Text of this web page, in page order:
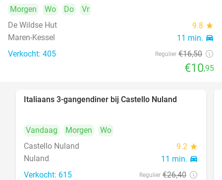
Morgen Wo Do
Vr
De Wildse Hut
9.8 star
Maren-Kessel 11 min. directions_car
Verkocht: 405 Regulier €16,50
€10,95
Italiaans 3-gangendiner bij Castello Nuland
Vandaag Morgen
Wo
Castello Nuland
9.2 star
Nuland 11 min. directions_car
Verkocht: 615 Regulier €26,40